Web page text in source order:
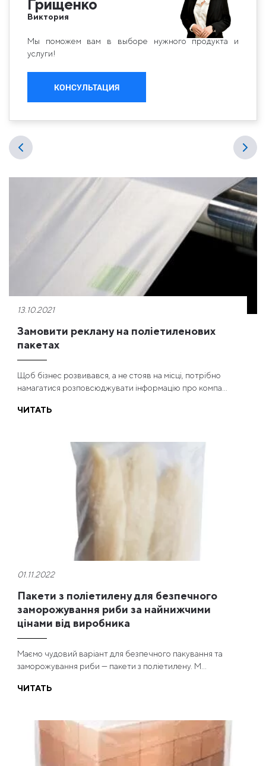
Грищенко
Виктория
Мы поможем вам в выборе нужного продукта и
услуги!
КОНСУЛЬТАЦИЯ
13.10.2021
Замовити рекламу на поліетиленових
пакетах
Щоб бізнес розвивався, а не стояв на місці, потрібно
намагатися розповсюджувати інформацію про компа...
ЧИТАТЬ
01.11.2022
Пакети з поліетилену для безпечного
заморожування риби за найнижчими
цінами від виробника
Маємо чудовий варіант для безпечного пакування та
заморожування риби — пакети з поліетилену. М...
ЧИТАТЬ